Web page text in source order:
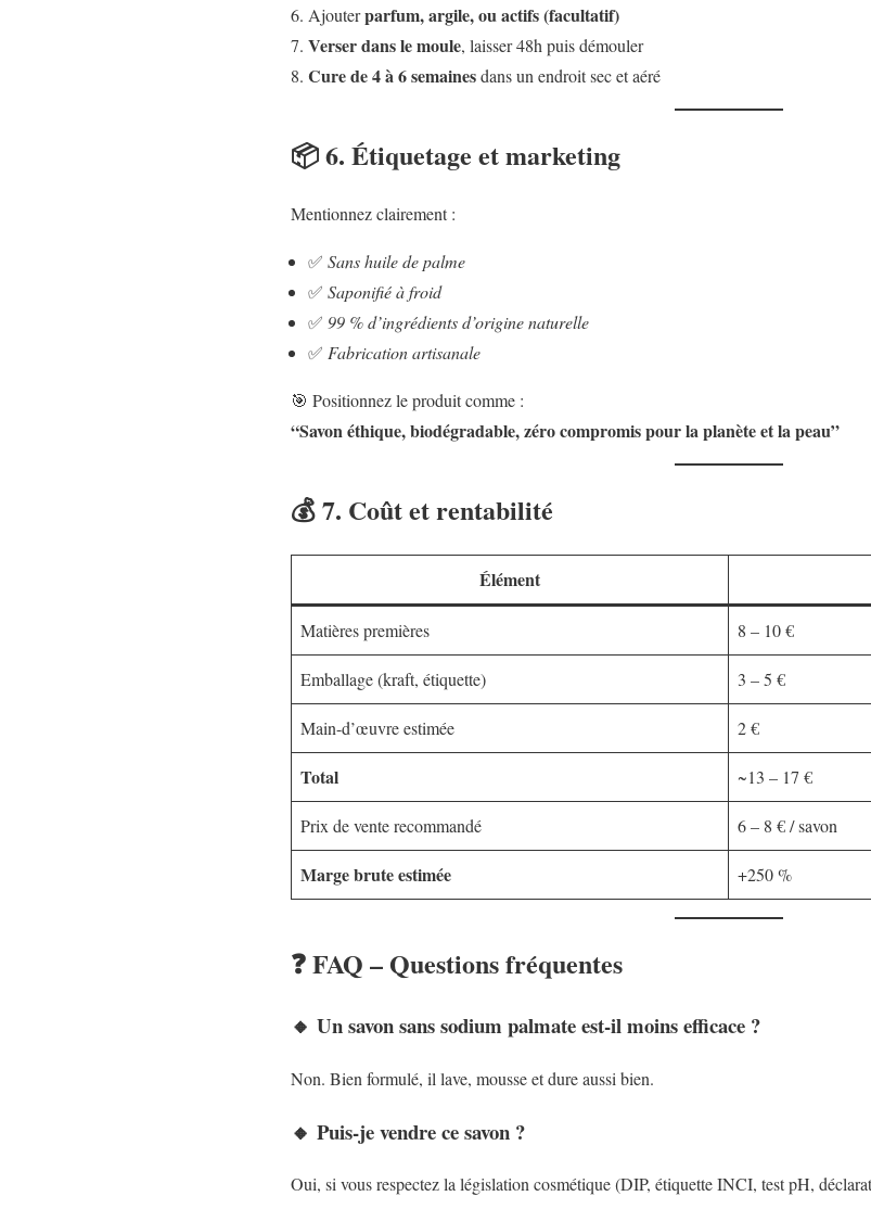
Ajouterparfum, argile, ou actifs (facultatif)
Verser dans le moule, laisser 48h puis démouler
Cure de 4 à 6 semainesdans un endroit sec et aéré
📦 6. Étiquetage et marketing
Mentionnez clairement :
✅ Sans huile de palme
✅ Saponifié à froid
✅ 99 % d’ingrédients d’origine naturelle
✅ Fabrication artisanale
🎯 Positionnez le produit comme :
“Savon éthique, biodégradable, zéro compromis pour la planète et la peau”
💰 7. Coût et rentabilité
Élément
Matières premières 8 – 10 €
Emballage (kraft, étiquette) 3 – 5 €
Main-d’œuvre estimée 2 €
Total ~13 – 17 €
Prix de vente recommandé 6 – 8 € / savon
Marge brute estimée +250 %
❓ FAQ – Questions fréquentes
🔸 Un savon sans sodium palmate est-il moins efficace ?
Non. Bien formulé, il lave, mousse et dure aussi bien.
🔸 Puis-je vendre ce savon ?
Oui, si vous respectez la législation cosmétique (DIP, étiquette INCI, test pH,